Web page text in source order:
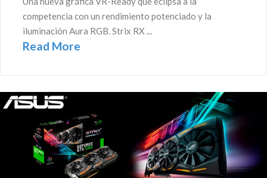
competencia con un rendimiento potenciado y la
iluminación Aura RGB. Strix RX ...
Read More